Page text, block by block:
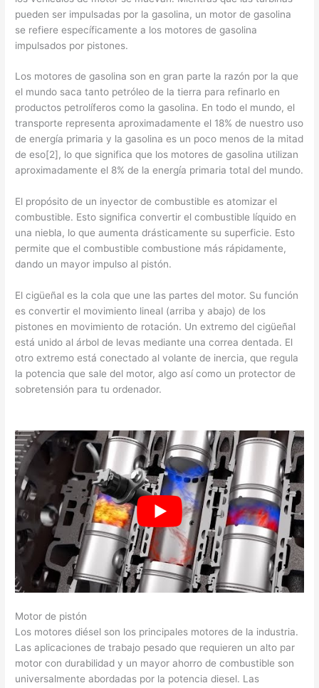
pueden ser impulsadas por la gasolina, un motor de gasolina
se refiere específicamente a los motores de gasolina
impulsados por pistones.
Los motores de gasolina son en gran parte la razón por la que
el mundo saca tanto petróleo de la tierra para refinarlo en
productos petrolíferos como la gasolina. En todo el mundo, el
transporte representa aproximadamente el 18% de nuestro uso
de energía primaria y la gasolina es un poco menos de la mitad
de eso[2], lo que significa que los motores de gasolina utilizan
aproximadamente el 8% de la energía primaria total del mundo.
El propósito de un inyector de combustible es atomizar el
combustible. Esto significa convertir el combustible líquido en
una niebla, lo que aumenta drásticamente su superficie. Esto
permite que el combustible combustione más rápidamente,
dando un mayor impulso al pistón.
El cigüeñal es la cola que une las partes del motor. Su función
es convertir el movimiento lineal (arriba y abajo) de los
pistones en movimiento de rotación. Un extremo del cigüeñal
está unido al árbol de levas mediante una correa dentada. El
otro extremo está conectado al volante de inercia, que regula
la potencia que sale del motor, algo así como un protector de
sobretensión para tu ordenador.
Motor de pistón
Los motores diésel son los principales motores de la industria.
Las aplicaciones de trabajo pesado que requieren un alto par
motor con durabilidad y un mayor ahorro de combustible son
universalmente abordadas por la potencia diesel. Las